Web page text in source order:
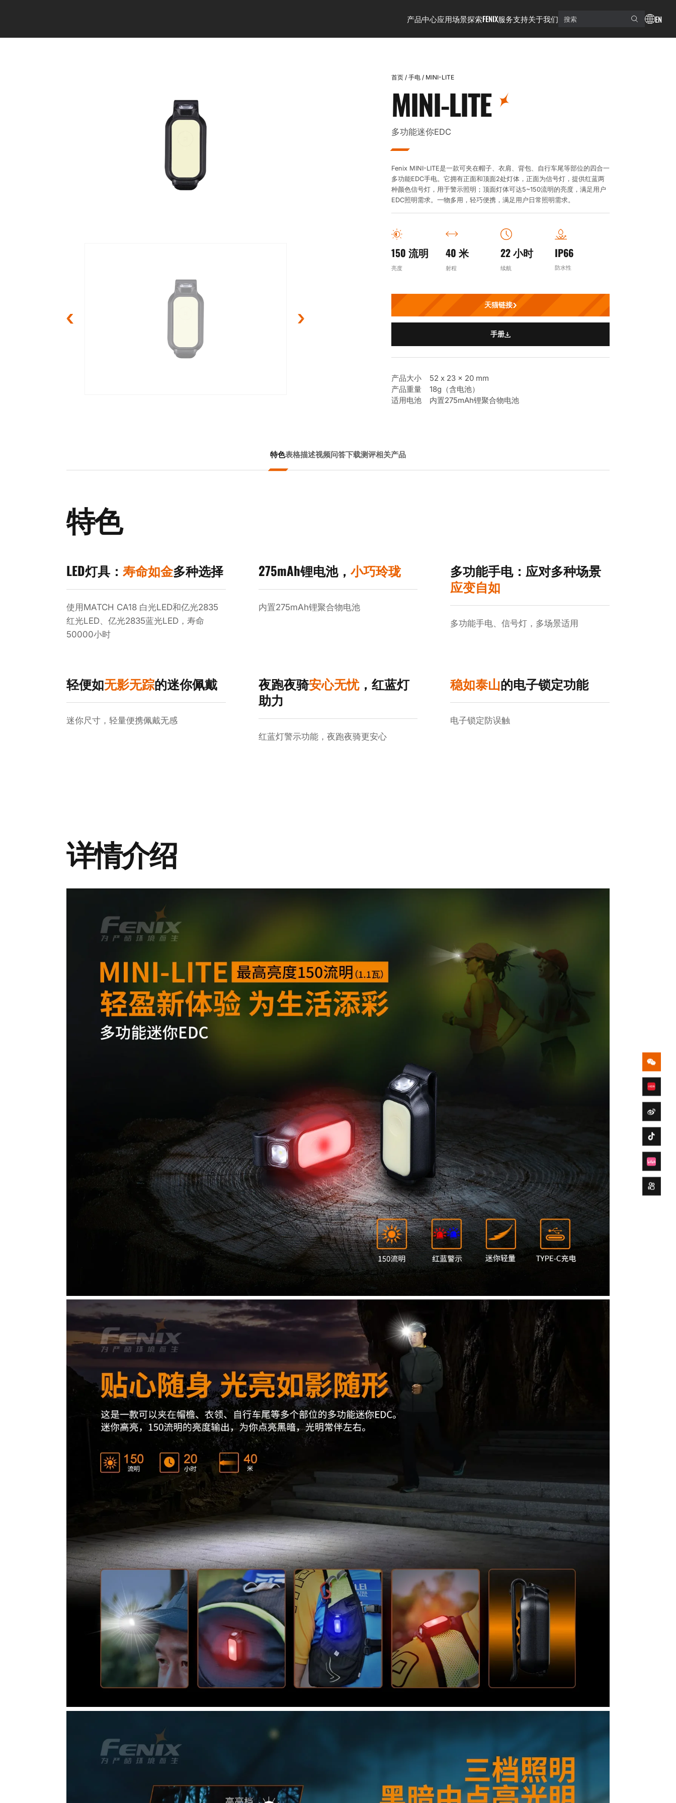
产品中心应用场景探索FENIX服务支持关于我们 EN
首页/ 手电/ MINI-LITE
MINI-LITE
多功能迷你EDC
Fenix MINI-LITE是一款可夹在帽子、衣肩、背包、自行车尾等部位的四合一
多功能EDC手电。它拥有正面和顶面2处灯体，正面为信号灯，提供红蓝两
种颜色信号灯，用于警示照明；顶面灯体可达5~150流明的亮度，满足用户
EDC照明需求。一物多用，轻巧便携，满足用户日常照明需求。
150 流明
亮度
40 米
射程
22 小时
续航
IP66
防水性
天猫链接
手册
产品大小 52 x 23 x 20 mm
产品重量 18g（含电池）
适用电池 内置275mAh锂聚合物电池
特色表格描述视频问答下载测评相关产品
特色
LED灯具： 寿命如金多种选择
使用MATCH CA18 白光LED和亿光2835
红光LED、亿光2835蓝光LED，寿命
50000小时
275mAh锂电池， 小巧玲珑
内置275mAh锂聚合物电池
多功能手电：应对多种场景
应变自如
多功能手电、信号灯，多场景适用
轻便如无影无踪的迷你佩戴
迷你尺寸，轻量便携佩戴无感
夜跑夜骑安心无忧，红蓝灯
助力
红蓝灯警示功能，夜跑夜骑更安心
稳如泰山的电子锁定功能
电子锁定防误触
详情介绍